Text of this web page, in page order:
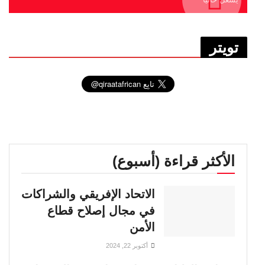
تويتر
الأكثر قراءة (أسبوع)
الاتحاد الإفريقي والشراكات
في مجال إصلاح قطاع
الأمن
أكتوبر 22, 2024